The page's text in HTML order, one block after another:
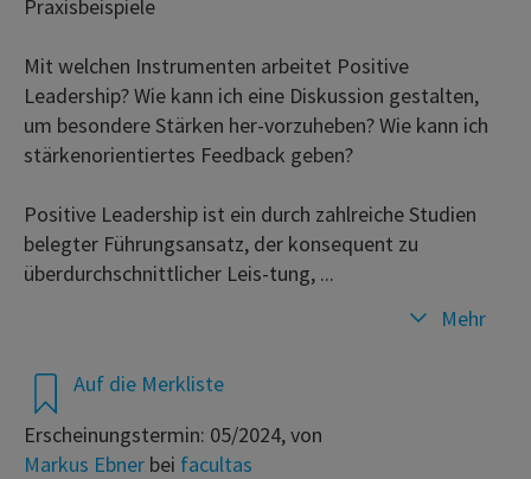
Auf die Merkliste
Erscheinungstermin: 05/2024, von
Markus Ebner bei facultas
Praxisbeispiele
Mit welchen Instrumenten arbeitet Positive
Leadership? Wie kann ich eine Diskussion gestalten,
um besondere Stärken her-vorzuheben? Wie kann ich
stärkenorientiertes Feedback geben?
Positive Leadership ist ein durch zahlreiche Studien
belegter Führungsansatz, der konsequent zu
überdurchschnittlicher Leis-tung, ...
Mehr